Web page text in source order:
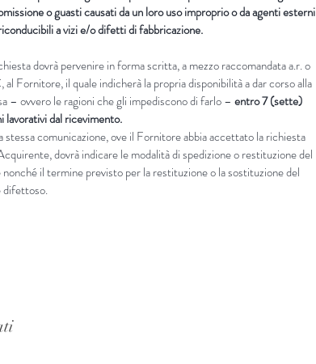
o guasti causati da un loro uso improprio o da agenti esterni
a vizi e/o difetti di fabbricazione.
dovrà pervenire in forma scritta, a mezzo raccomandata a.r. o
al Fornitore, il quale indicherà la propria disponibilità a dar corso alla
– ovvero le ragioni che gli impediscono di farlo – entro 7 (sette)
lavorativi dal ricevimento.
stessa comunicazione, ove il Fornitore abbia accettato la richiesta
dovrà indicare le modalità di spedizione o restituzione del
nonché il termine previsto per la restituzione o la sostituzione del
difettoso.